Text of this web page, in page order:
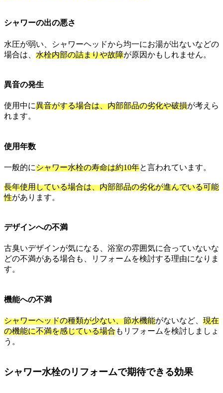
シャワーの出の悪さ
水圧が弱い、シャワーヘッドから均一にお湯が出ないなどの
場合は、 水栓内部の詰まりや故障が原因かもしれません。
異音の発生
使用中に異音がする場合は、内部部品の劣化や破損が考えら
れます。
使用年数
一般的にシャワー水栓の寿命は約10年と言われています。
長年使用している場合は、内部部品の劣化が進んでいる可能
性があります。
デザインへの不満
古臭いデザインが気になる、浴室の雰囲気に合っていないな
どの不満がある場合も、リフォームを検討する理由になりま
す。
機能への不満
シャワーヘッドの種類が少ない、節水機能がないなど、 現在
の機能に不満を感じている場合もリフォームを検討しましょ
う。
シャワー水栓のリフォームで期待できる効果